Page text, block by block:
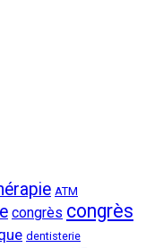
ATM
congrès congrès
dentisterie